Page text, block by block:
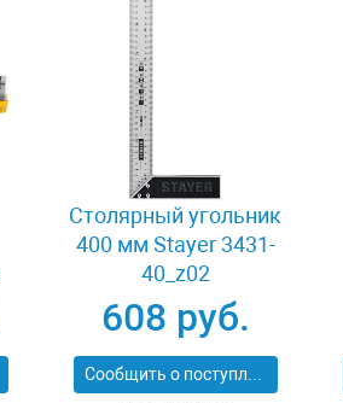
Столярный угольник
400 мм Stayer 3431-
40_z02
608 руб.
Сообщить о поступлении